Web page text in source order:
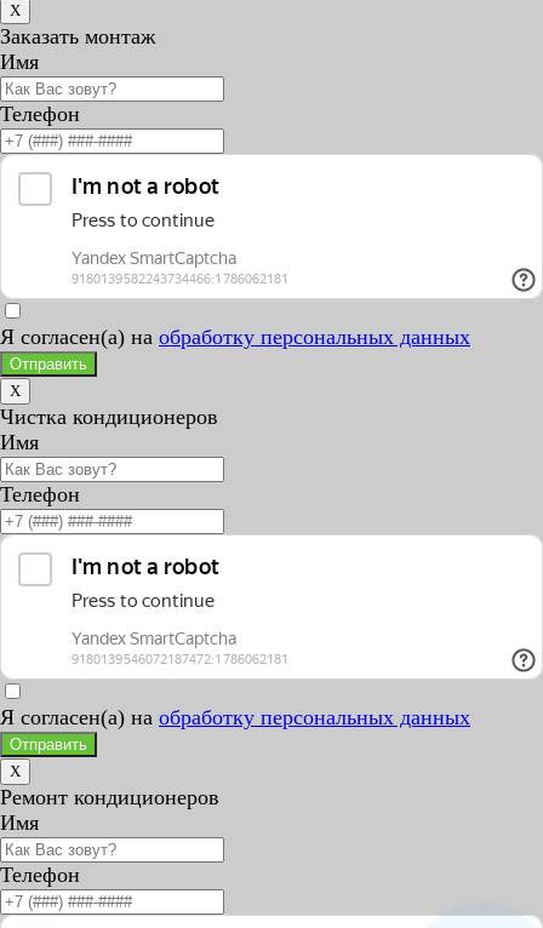
X
Заказать монтаж
Имя
Телефон
Я согласен(а) на обработку персональных данных
Отправить
X
Чистка кондиционеров
Имя
Телефон
Я согласен(а) на обработку персональных данных
Отправить
X
Ремонт кондиционеров
Имя
Телефон